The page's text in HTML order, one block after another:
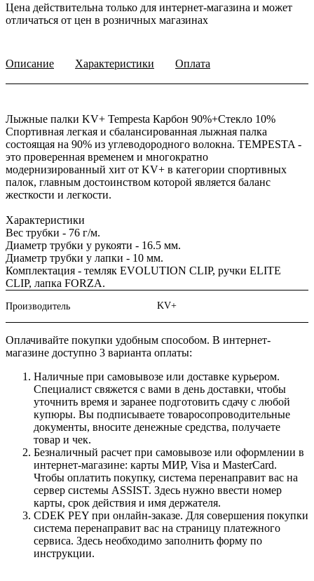
Цена действительна только для интернет-магазина и может
отличаться от цен в розничных магазинах
Описание Характеристики Оплата
Лыжные палки KV+ Tempesta Карбон 90%+Стекло 10%
Спортивная легкая и сбалансированная лыжная палка
состоящая на 90% из углеводородного волокна. TEMPESTA -
это проверенная временем и многократно
модернизированный хит от KV+ в категории спортивных
палок, главным достоинством которой является баланс
жесткости и легкости.
Характеристики
Вес трубки - 76 г/м.
Диаметр трубки у рукояти - 16.5 мм.
Диаметр трубки у лапки - 10 мм.
Комплектация - темляк EVOLUTION CLIP, ручки ELITE
CLIP, лапка FORZA.
Производитель KV+
Оплачивайте покупки удобным способом. В интернет-
магазине доступно 3 варианта оплаты:
Наличные при самовывозе или доставке курьером.
Специалист свяжется с вами в день доставки, чтобы
уточнить время и заранее подготовить сдачу с любой
купюры. Вы подписываете товаросопроводительные
документы, вносите денежные средства, получаете
товар и чек.
Безналичный расчет при самовывозе или оформлении в
интернет-магазине: карты МИР, Visa и MasterCard.
Чтобы оплатить покупку, система перенаправит вас на
сервер системы ASSIST. Здесь нужно ввести номер
карты, срок действия и имя держателя.
CDEK PEY при онлайн-заказе. Для совершения покупки
система перенаправит вас на страницу платежного
сервиса. Здесь необходимо заполнить форму по
инструкции.